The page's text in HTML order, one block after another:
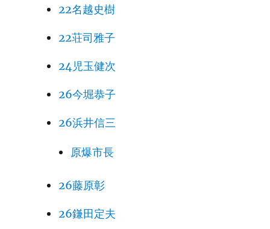
22名越史樹
22荘司雅子
24児玉健次
26今堀恭子
26浜井信三
原爆市長
26藤原彰
26鎌田定夫